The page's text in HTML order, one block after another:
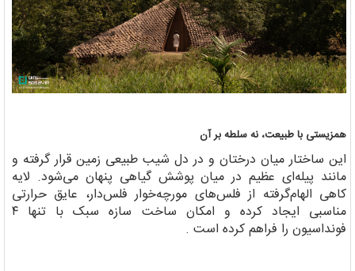
همزیستی با طبیعت، نه سلطه بر آن
این ساختار میان درختان و در دل شیب طبیعی زمین قرار گرفته و
مانند پیله‌ای عظیم در میان پوشش گیاهی پنهان می‌شود. لایه
کاهی الهام‌گرفته از فلس‌های مورچه‌خوار فلس‌دار، عایق حرارتی
مناسبی ایجاد کرده و امکان ساخت سازه سبک با تنها ۴
فونداسیون را فراهم کرده است .